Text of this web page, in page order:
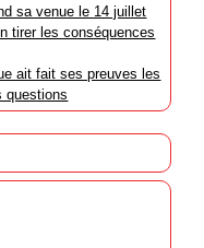
sa venue le 14 juillet
tirer les conséquences
ait fait ses preuves les
questions